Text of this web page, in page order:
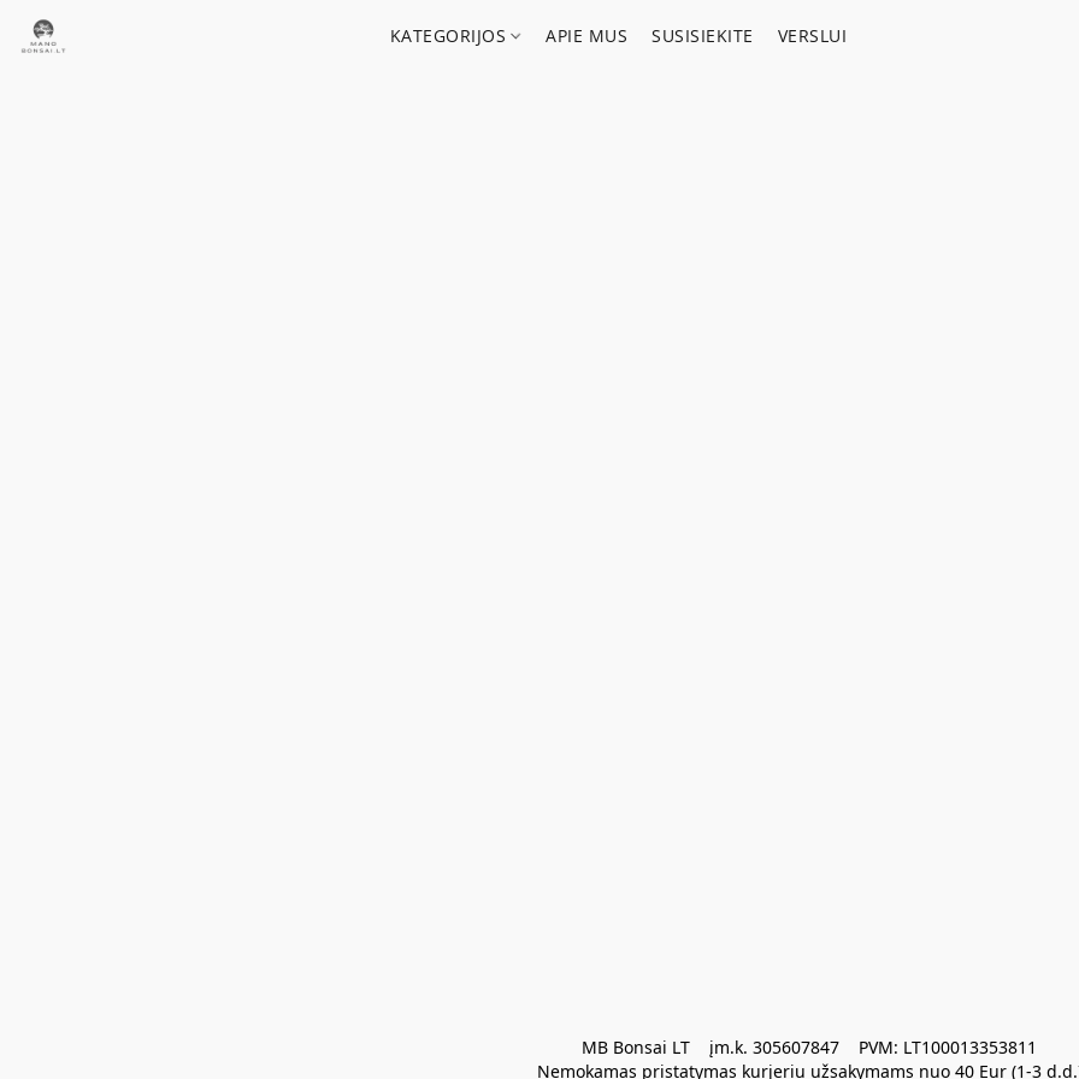
KATEGORIJOS APIE MUS SUSISIEKITE VERSLUI
MB Bonsai LT    įm.k. 305607847    PVM: LT100013353811
Nemokamas pristatymas kurjeriu užsakymams nuo 40 Eur (1-3